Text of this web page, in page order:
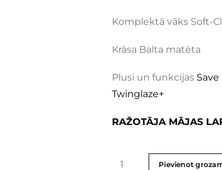
Komplektā vāks Soft-
Krāsa Balta matēta
Plusi un funkcijas
Twinglaze+
RAŽOTĀJA MĀJAS
Pievienot